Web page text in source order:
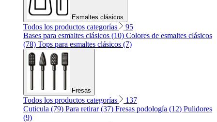
Esmaltes clásicos
Todos los productos categorías
95
Bases para esmaltes clásicos (10) Colores de esmaltes clásicos
(78) Tops para esmaltes clásicos (7)
Fresas
Todos los productos categorías
137
Cuticula (79) Para retirar (37) Fresas podología (12) Pulidores
(9)